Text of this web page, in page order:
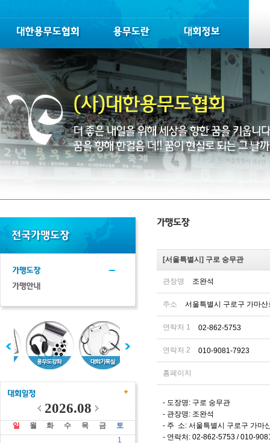
2026.08
일 월 화 수 목 금
토
1
[서울특별시] 구로 숭무관
관장명 조완석
주소 서울특별시 구로구 가마
연락처 1 02-862-5753
연락처 2 010-9081-7923
홈페이지
- 도장명: 구로 숭무관
- 관장명: 조완석
- 주 소: 서울특별시 구로구 가마
- 연락처: 02-862-5753 / 010-